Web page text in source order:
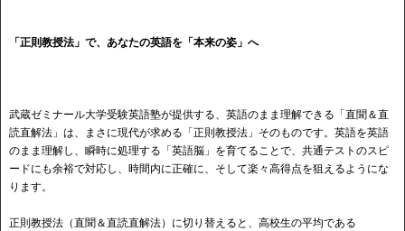
「正則教授法」で、あなたの英語を「本来の姿」へ
武蔵ゼミナール大学受験英語塾が提供する、英語のまま理解できる「直聞＆直
読直解法」は、まさに現代が求める「正則教授法」そのものです。英語を英語
のまま理解し、瞬時に処理する「英語脳」を育てることで、共通テストのスピ
ードにも余裕で対応し、時間内に正確に、そして楽々高得点を狙えるようにな
ります。
正則教授法（直聞＆直読直解法）に切り替えると、高校生の平均である